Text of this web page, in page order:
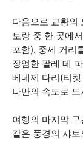
다음으로 교황의
토랑 중 한 곳에
포함). 중세 거리
장엄한 팔레 데
베네제 다리(티
나만의 속도로
여행의 마지막
같은 풍경의 샤